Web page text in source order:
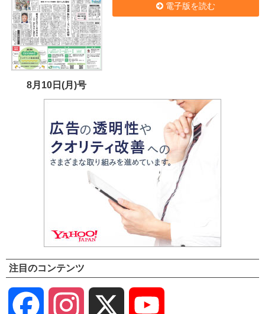
8月10日(月)号
電子版を読む
注目のコンテンツ
Facebook Instagram